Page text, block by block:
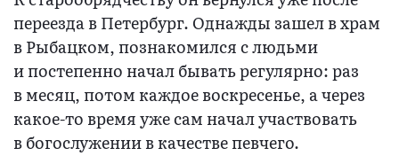
переезда в Петербург. Однажды зашел в храм
в Рыбацком, познакомился с людьми
и постепенно начал бывать регулярно: раз
в месяц, потом каждое воскресенье, а через
какое-то время уже сам начал участвовать
в богослужении в качестве певчего.